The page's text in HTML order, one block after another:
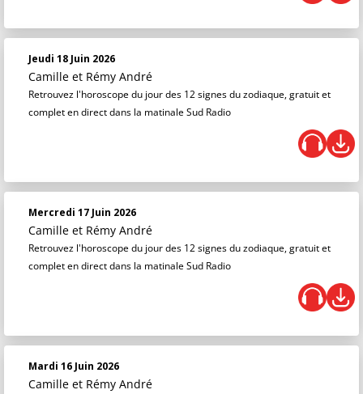
Jeudi 18 Juin 2026
Camille et Rémy André
Retrouvez l'horoscope du jour des 12 signes du zodiaque, gratuit et
complet en direct dans la matinale Sud Radio
Mercredi 17 Juin 2026
Camille et Rémy André
Retrouvez l'horoscope du jour des 12 signes du zodiaque, gratuit et
complet en direct dans la matinale Sud Radio
Mardi 16 Juin 2026
Camille et Rémy André